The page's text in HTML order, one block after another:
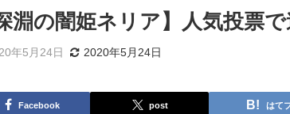
淵の闇姫ネリア】人気投票
年5月24日 2020年5月24日
Facebook post はて